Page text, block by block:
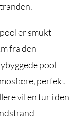
er smukt
fra den
pool
perfekt
vil en tur i den